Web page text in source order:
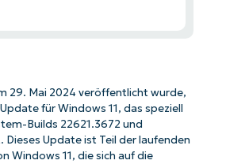
29. Mai 2024 veröffentlicht wurde,
für Windows 11, das speziell
Builds 22621.3672 und
Dieses Update ist Teil der laufenden
Windows 11, die sich auf die